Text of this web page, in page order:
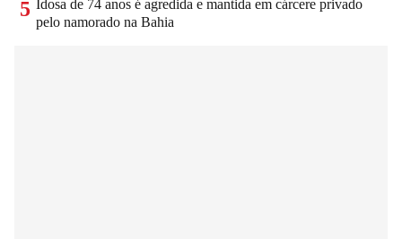
5 Idosa de 74 anos é agredida e mantida em cárcere privado
pelo namorado na Bahia